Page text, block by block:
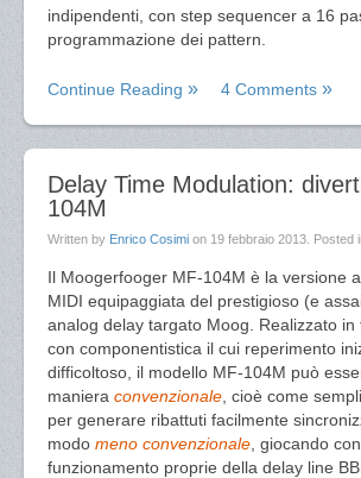
indipendenti, con step sequencer a 16
programmazione dei pattern.
Continue Reading 4 Comments
Delay Time Modulation:
104M
Written by Enrico Cosimi on 19 febbraio 2013 . Posted
Il Moogerfooger MF-104M è la versione
MIDI equipaggiata del prestigioso (e
analog delay targato Moog. Realizzato in
con componentistica il cui reperimento
difficoltoso, il modello MF-104M può
maniera convenzionale , cioè come
per generare ribattuti facilmente
modo meno convenzionale , giocando
funzionamento proprie della delay line